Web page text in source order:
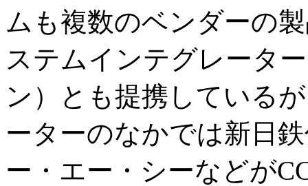
ムも複数のベンダーの
ステムインテグレータ
ン）とも提携している
ーターのなかでは新日
ー・エー・シーなどが